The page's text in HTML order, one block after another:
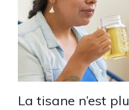
La tisane n’est